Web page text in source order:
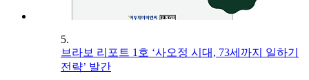
5.
브라보 리포트 1호 ‘사오정 시대, 73세까지 일하기
전략’ 발간